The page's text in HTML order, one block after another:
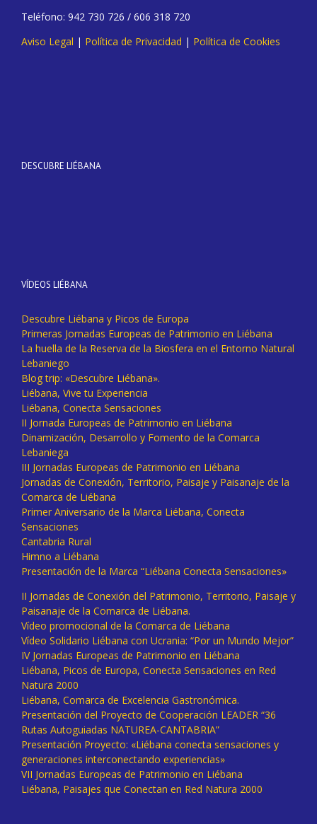
Teléfono: 942 730 726 / 606 318 720
Aviso Legal | Política de Privacidad | Política de Cookies
DESCUBRE LIÉBANA
VÍDEOS LIÉBANA
Descubre Liébana y Picos de Europa
Primeras Jornadas Europeas de Patrimonio en Liébana
La huella de la Reserva de la Biosfera en el Entorno Natural
Lebaniego
Blog trip: «Descubre Liébana».
Liébana, Vive tu Experiencia
Liébana, Conecta Sensaciones
II Jornada Europeas de Patrimonio en Liébana
Dinamización, Desarrollo y Fomento de la Comarca
Lebaniega
III Jornadas Europeas de Patrimonio en Liébana
Jornadas de Conexión, Territorio, Paisaje y Paisanaje de la
Comarca de Liébana
Primer Aniversario de la Marca Liébana, Conecta
Sensaciones
Cantabria Rural
Himno a Liébana
Presentación de la Marca “Liébana Conecta Sensaciones»
II Jornadas de Conexión del Patrimonio, Territorio, Paisaje y
Paisanaje de la Comarca de Liébana.
Vídeo promocional de la Comarca de Liébana
Vídeo Solidario Liébana con Ucrania: “Por un Mundo Mejor”
IV Jornadas Europeas de Patrimonio en Liébana
Liébana, Picos de Europa, Conecta Sensaciones en Red
Natura 2000
Liébana, Comarca de Excelencia Gastronómica.
Presentación del Proyecto de Cooperación LEADER “36
Rutas Autoguiadas NATUREA-CANTABRIA”
Presentación Proyecto: «Liébana conecta sensaciones y
generaciones interconectando experiencias»
VII Jornadas Europeas de Patrimonio en Liébana
Liébana, Paisajes que Conectan en Red Natura 2000